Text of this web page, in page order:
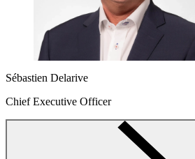
Sébastien Delarive
Chief Executive Officer